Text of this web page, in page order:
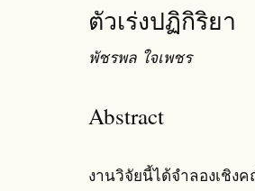
ตัวเร่งปฏิกิริยา
พัชรพล ใจเพชร
Abstract
งานวิจัยนี้ได้จำลองเชิง